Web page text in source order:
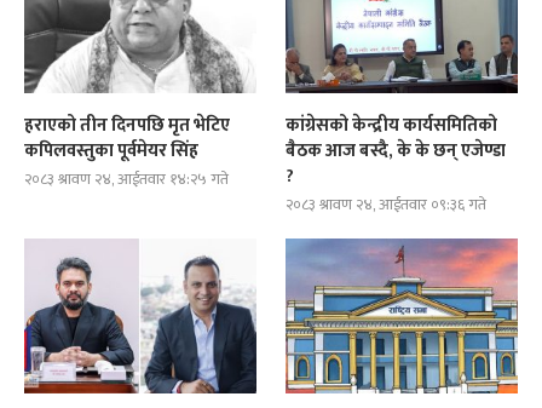
हराएको तीन दिनपछि मृत भेटिए
कपिलवस्तुका पूर्वमेयर सिंह
२०८३ श्रावण २४, आईतवार १४:२५ गते
कांग्रेसको केन्द्रीय कार्यसमितिको
बैठक आज बस्दै, के के छन् एजेण्डा
?
२०८३ श्रावण २४, आईतवार ०९:३६ गते